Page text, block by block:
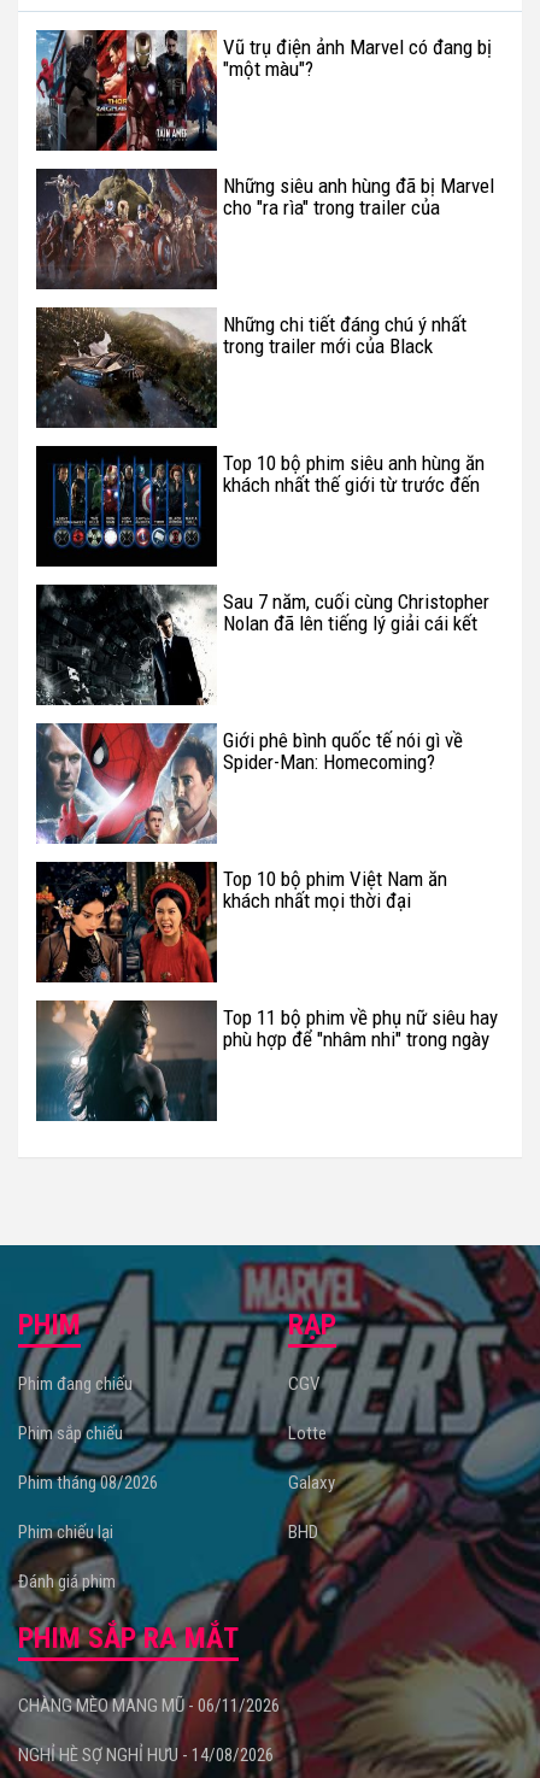
Vũ trụ điện ảnh Marvel có đang bị
"một màu"?
Những siêu anh hùng đã bị Marvel
cho "ra rìa" trong trailer của
Những chi tiết đáng chú ý nhất
trong trailer mới của Black
Top 10 bộ phim siêu anh hùng ăn
khách nhất thế giới từ trước đến
Sau 7 năm, cuối cùng Christopher
Nolan đã lên tiếng lý giải cái kết
Giới phê bình quốc tế nói gì về
Spider-Man: Homecoming?
Top 10 bộ phim Việt Nam ăn
khách nhất mọi thời đại
Top 11 bộ phim về phụ nữ siêu hay
phù hợp để "nhâm nhi" trong ngày
PHIM
Phim đang chiếu
Phim sắp chiếu
Phim tháng 08/2026
Phim chiếu lại
Đánh giá phim
RẠP
CGV
Lotte
Galaxy
BHD
PHIM SẮP RA MẮT
CHÀNG MÈO MANG MŨ - 06/11/2026
NGHỈ HÈ SỢ NGHỈ HƯU - 14/08/2026